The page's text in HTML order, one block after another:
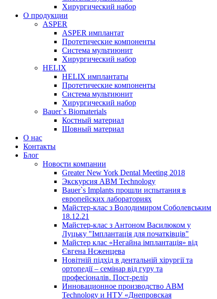
Хирургический набор
О продукции
ASPER
ASPER имплантат
Протетические компоненты
Система мультиюнит
Хирургический набор
HELIX
HELIX имплантаты
Протетические компоненты
Система мультиюнит
Хирургический набор
Bauer`s Biomaterials
Костный материал
Шовный материал
О нас
Контакты
Блог
Новости компании
Greater New York Dental Meeting 2018
Экскурсия ABM Technology
Bauer`s Implants прошли испытания в
европейских лабораториях
Майстер-клас з Володимиром Соболевським
18.12.21
Майстер-клас з Антоном Василюком у
Луцьку "Імплантація для початківців"
Майстер клас «Негайна імплантація» від
Євгена Нєженцева
Новітній підхід в дентальній хірургії та
ортопедії – семінар від гуру та
професіоналів. Пост-реліз
Инновационное производство ABM
Technology и НТУ «Днепровская